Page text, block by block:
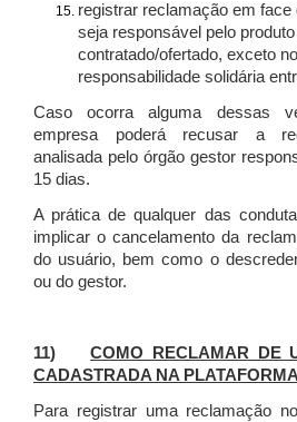
registrar reclamação em face
seja responsável pelo
contratado/ofertado, exceto
responsabilidade solidária
Caso ocorra alguma dessas
empresa poderá recusar a
analisada pelo órgão gestor
15 dias.
A prática de qualquer das
implicar o cancelamento da
do usuário, bem como o
ou do gestor.
11)COMO RECLAMAR DE
CADASTRADA NA
Para registrar uma reclamação